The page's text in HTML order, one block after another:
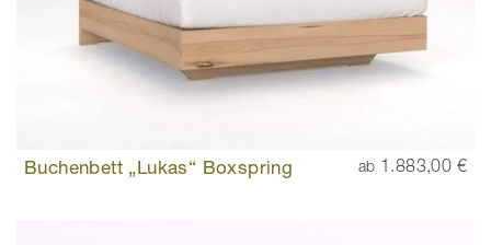
Buchenbett „Lukas“ Boxspring ab 1.883,00 €